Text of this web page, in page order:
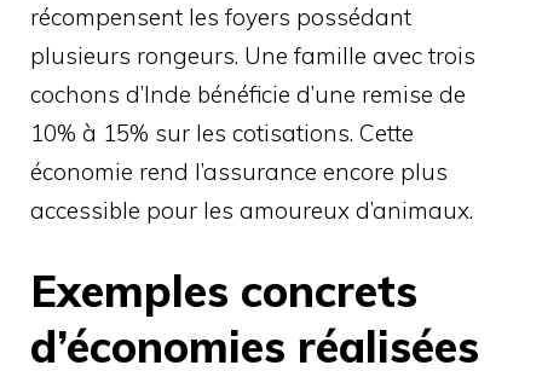
récompensent les foyers possédant
plusieurs rongeurs. Une famille avec trois
cochons d’Inde bénéficie d’une remise de
10% à 15% sur les cotisations. Cette
économie rend l’assurance encore plus
accessible pour les amoureux d’animaux.
Exemples concrets
d’économies réalisées